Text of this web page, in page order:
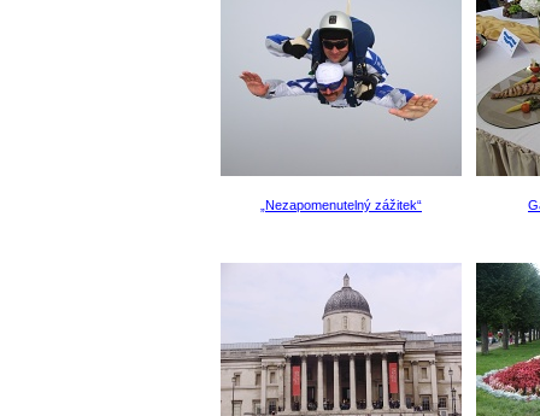
„Nezapomenutelný zážitek“